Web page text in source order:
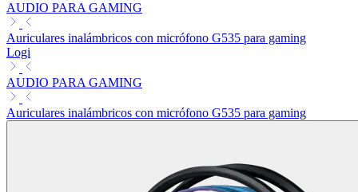
AUDIO PARA GAMING
Auriculares inalámbricos con micrófono G535 para gaming
Logi
AUDIO PARA GAMING
Auriculares inalámbricos con micrófono G535 para gaming